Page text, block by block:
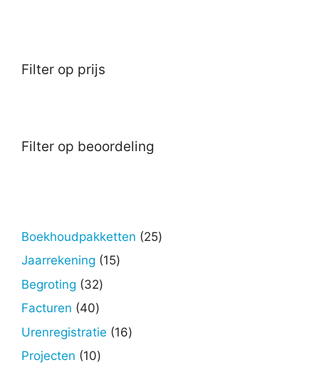
Filter op prijs
Filter op beoordeling
Boekhoudpakketten 2525
Jaarrekening 1515
Begroting 3232
Facturen 4040
producten
Urenregistratie 1616
Projecten 1010